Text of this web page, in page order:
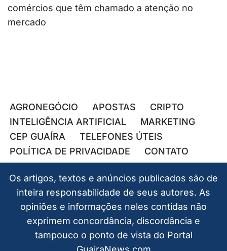
comércios que têm chamado a atenção no
mercado
AGRONEGÓCIO APOSTAS
CRIPTO
INTELIGÊNCIA ARTIFICIAL
MARKETING
CEP GUAÍRA
TELEFONES ÚTEIS
POLÍTICA DE PRIVACIDADE
CONTATO
Os artigos, textos e anúncios publicados são de
inteira responsabilidade de seus autores. As
opiniões e informações neles contidas não
exprimem concordância, discordância e
tampouco o ponto de vista do Portal